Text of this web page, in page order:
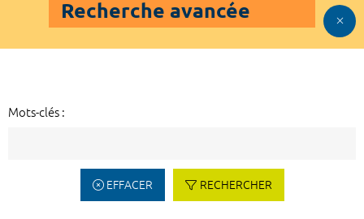
Recherche avancée
Mots-clés :
EFFACER RECHERCHER